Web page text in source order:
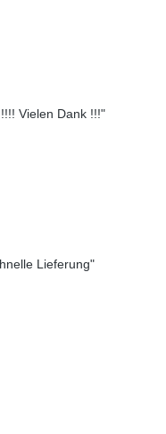
Vielen Dank !!!"
Lieferung"